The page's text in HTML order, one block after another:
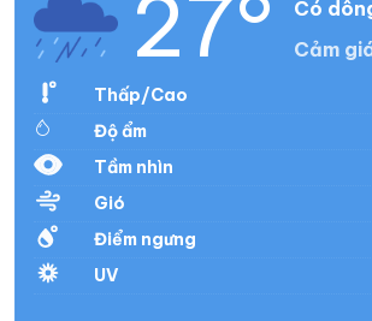
27°
Có
Cảm
Thấp/Cao
Độ ẩm
Tầm nhìn
Gió
Điểm ngưng
UV